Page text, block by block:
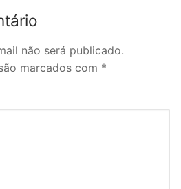
não será publicado.
marcados com *